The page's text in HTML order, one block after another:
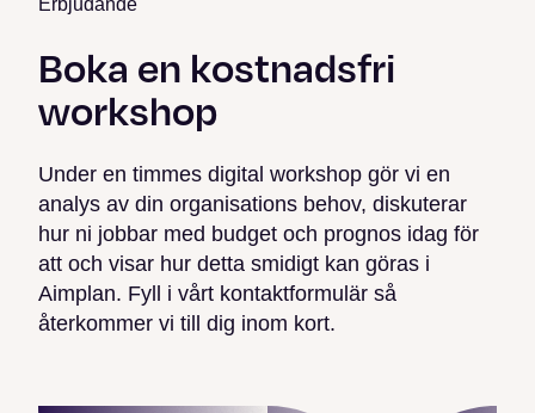
Boka en kostnadsfri
workshop
Under en timmes digital workshop gör vi en
analys av din organisations behov, diskuterar
hur ni jobbar med budget och prognos idag för
att och visar hur detta smidigt kan göras i
Aimplan. Fyll i vårt kontaktformulär så
återkommer vi till dig inom kort.